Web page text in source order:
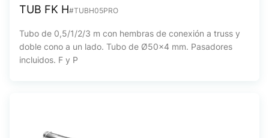
TUB FK H#TUBH05PRO
Tubo de 0,5/1/2/3 m con hembras de conexión a truss y
doble cono a un lado. Tubo de Ø50x4 mm. Pasadores
incluidos. F y P